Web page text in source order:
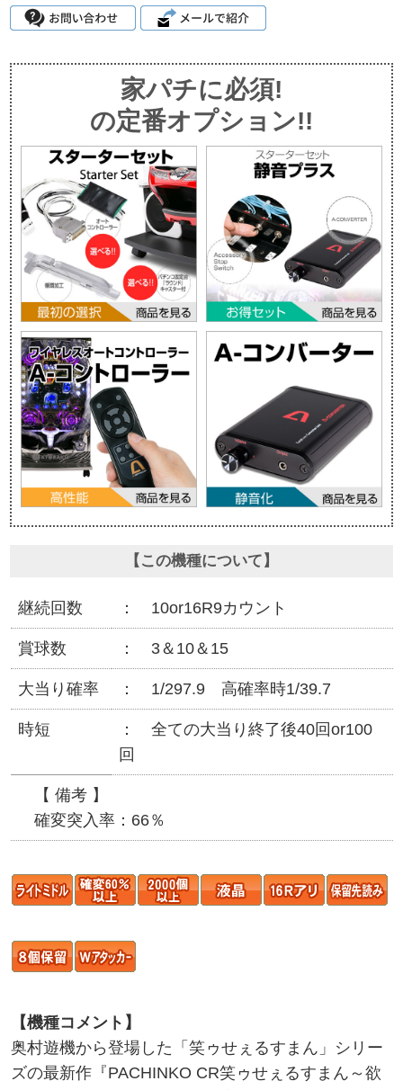
家パチに必須!
の定番オプション!!
【この機種について】
継続回数 10or16R9カウント
賞球数 3＆10＆15
大当り確率 1/297.9 高確率時1/39.7
時短
全ての大当り終了後40回or100
回
【 備考 】
確変突入率：66％
【機種コメント】
奥村遊機から登場した「笑ゥせぇるすまん」シリー
ズの最新作『PACHINKO CR笑ゥせぇるすまん～欲